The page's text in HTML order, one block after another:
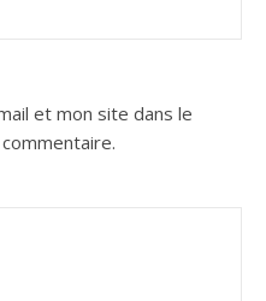
et mon site dans le